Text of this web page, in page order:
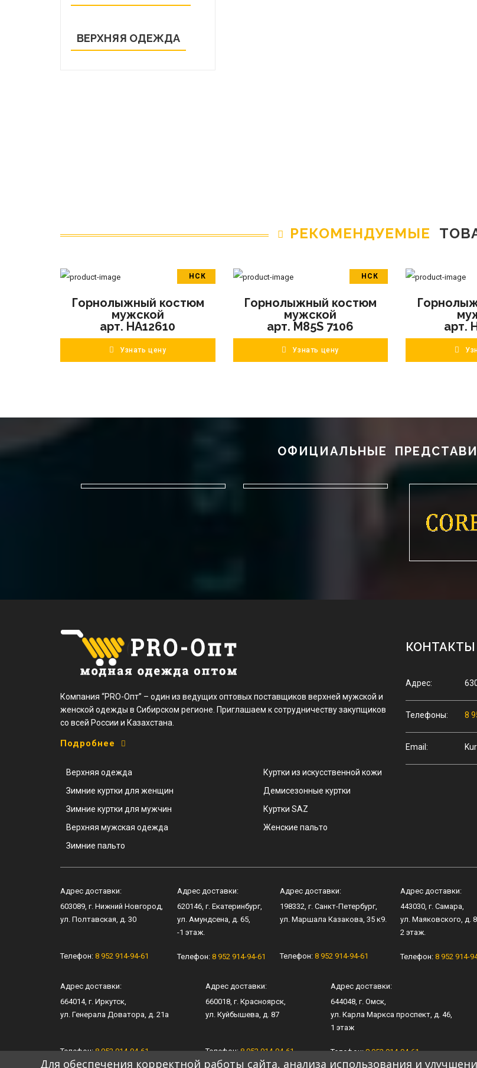
ВЕРХНЯЯ ОДЕЖДА
РЕКОМЕНДУЕМЫЕ
НСК
ПОДРОБНЕЕ
Горнолыжный костюм
мужской
арт. HA12610
Узнать цену
НСК
ПОДРОБНЕЕ
Горнолыжный костюм
мужской
арт. M85S 7106
Узнать цену
арт.
ОФИЦИАЛЬНЫЕ
Компания “PRO-Опт” – один из ведущих оптовых поставщиков верхней мужской и
женской одежды в Сибирском регионе. Приглашаем к сотрудничеству закупщиков
со всей России и Казахстана.
Подробнее
Верхняя одежда
Зимние куртки для женщин
Зимние куртки для мужчин
Верхняя мужская одежда
Зимние пальто
Куртки из искусственной кожи
Демисезонные куртки
Куртки SAZ
Женские пальто
КОНТАКТЫ
Адрес:
Телефоны: 8
Email:
Адрес доставки:
603089, г. Нижний Новгород,
ул. Полтавская, д. 30
Телефон: 8 952 914-94-61
Адрес доставки:
620146, г. Екатеринбург,
ул. Амундсена, д. 65,
-1 этаж.
Телефон: 8 952 914-94-61
Адрес доставки:
198332, г. Санкт-Петербург,
ул. Маршала Казакова, 35 к9.
Телефон: 8 952 914-94-61
Адрес доставки:
443030, г.Самара,
ул.Маяковского, д.
2 этаж.
Телефон:8 952 914-
Адрес доставки:
664014, г. Иркутск,
ул. Генерала Доватора, д. 21а
Телефон:8 952 914-94-61
Адрес доставки:
660018, г. Красноярск,
ул. Куйбышева, д. 87
Телефон:8 952 914-94-61
Адрес доставки:
644048, г. Омск,
ул. Карла Маркса проспект, д. 46,
1 этаж
Телефон:8 952 914-94-61
Для обеспечения корректной работы сайта, анализа использования и